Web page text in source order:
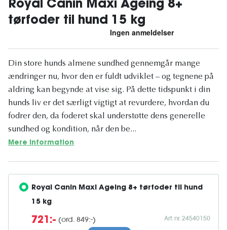
Royal Canin Maxi Ageing 8+
tørfoder til hund 15 kg
Din store hunds almene sundhed gennemgår mange
ændringer nu, hvor den er fuldt udviklet – og tegnene på
aldring kan begynde at vise sig. På dette tidspunkt i din
hunds liv er det særligt vigtigt at revurdere, hvordan du
fodrer den, da foderet skal understøtte dens generelle
sundhed og kondition, når den be...
Mere information
Royal Canin Maxi Ageing 8+ tørfoder til hund
15 kg
721:- (ord. 849:-)
Art. nr. 24540150